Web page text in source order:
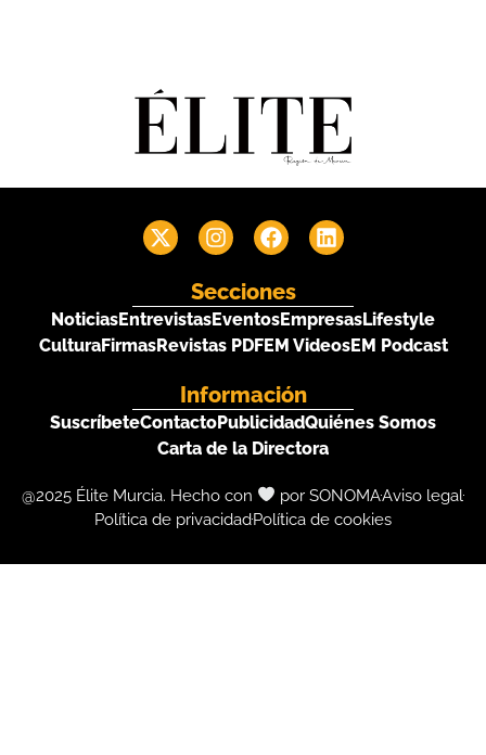
Secciones
NoticiasEntrevistasEventosEmpresasLifestyle
CulturaFirmasRevistas PDFEM VideosEM Podcast
Información
SuscríbeteContactoPublicidadQuiénes Somos
Carta de la Directora
@2025 Élite Murcia. Hecho con por SONOMAAviso legal
Política de privacidadPolítica de cookies